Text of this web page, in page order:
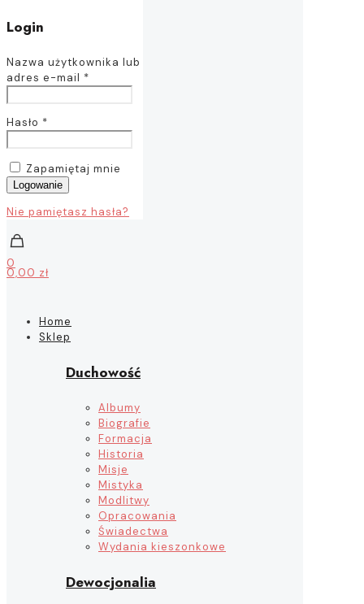
Login
Nazwa użytkownika lub
adres e-mail *
Hasło *
Zapamiętaj mnie
Logowanie
Nie pamiętasz hasła?
0
0,00 zł
Home
Sklep
Duchowość
Albumy
Biografie
Formacja
Historia
Misje
Mistyka
Modlitwy
Opracowania
Świadectwa
Wydania kieszonkowe
Dewocjonalia